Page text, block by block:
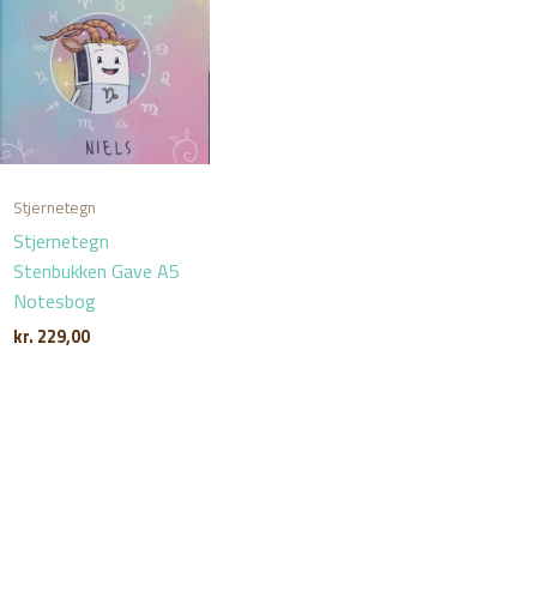
Stjernetegn
Stjernetegn
Stenbukken Gave A5
Notesbog
kr. 229,00